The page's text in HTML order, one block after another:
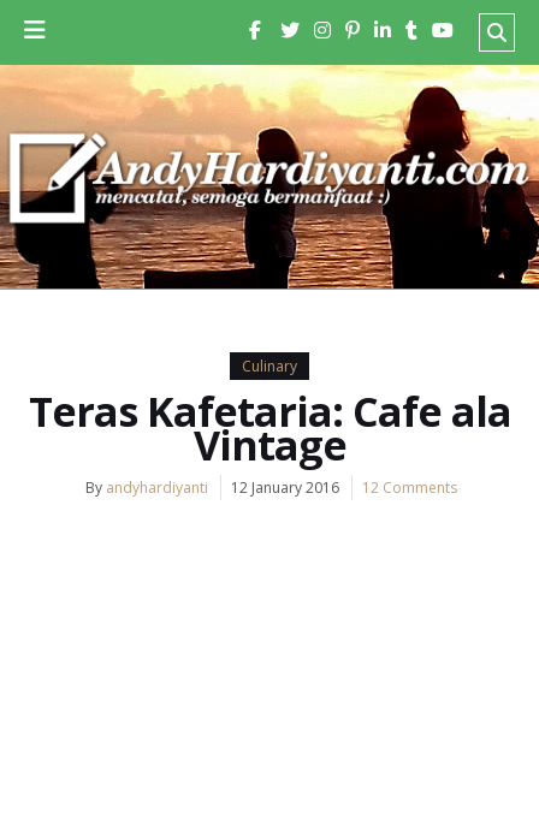
Culinary
Teras Kafetaria: Cafe ala
Vintage
By andyhardiyanti 12 January 2016 12 Comments